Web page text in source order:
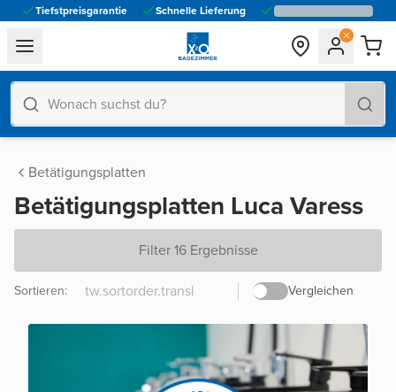
Tiefstpreisgarantie Schnelle Lieferung
general.navigation.toggle_menu.label
Betätigungsplatten
Betätigungsplatten Luca Varess
Filter 16 Ergebnisse
Vergleichen
Sortieren: